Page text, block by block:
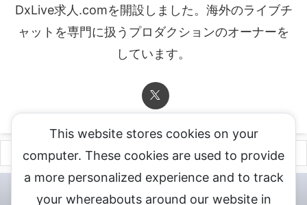
DxLive求人.comを開設しました。海外のライブチ
ャットを専門に扱うプロダクションのオーナーを
しています。
チャットレディ登録申込 DXLIVE求人.comへお問合せ
DXLIVE 退
This website stores cookies on your
computer. These cookies are used to provide
a more personalized experience and to track
your whereabouts around our website in